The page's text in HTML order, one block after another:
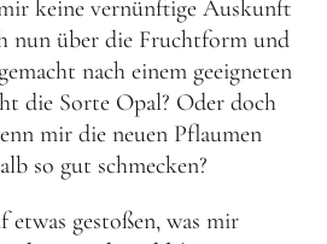
keine vernünftige Auskunft
nun über die Fruchtform und
nach einem geeigneten
die Sorte Opal? Oder doch
mir die neuen Pflaumen
so gut schmecken?
gestoßen, was mir